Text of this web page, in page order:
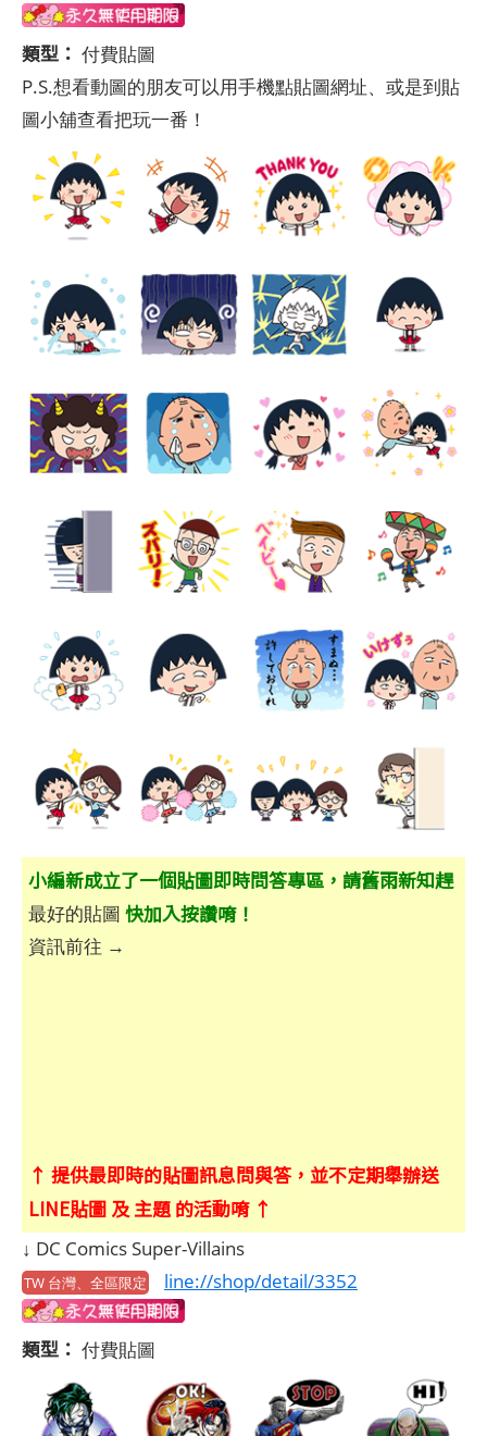
類型： 付費貼圖
P.S.想看動圖的朋友可以用手機點貼圖網址、或是到貼
圖小舖查看把玩一番！
小編新成立了一個貼圖即時問答專區，請舊雨新知趕
快加入按讚唷！
最好的貼圖
資訊前往 →
↑ 提供最即時的貼圖訊息問與答，並不定期舉辦送
LINE貼圖 及 主題 的活動唷 ↑
↓ DC Comics Super-Villains
TW 台灣、全區限定 line://shop/detail/3352
類型： 付費貼圖